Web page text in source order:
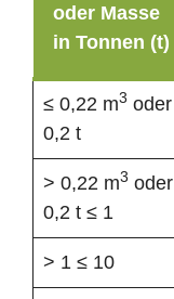
oder Masse
in Tonnen (t)
≤ 0,22 m3 oder
0,2 t
> 0,22 m3 oder
0,2 t ≤ 1
> 1 ≤ 10